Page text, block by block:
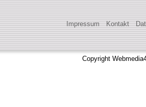
Impressum Kontakt
Copyright